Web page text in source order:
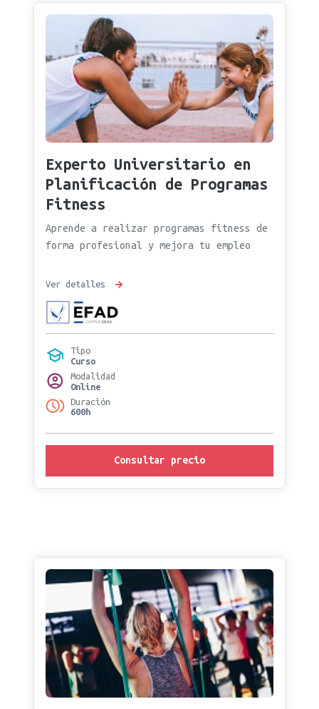
Experto Universitario en
Planificación de Programas
Fitness
Aprende a realizar programas fitness de
forma profesional y mejora tu empleo
Ver detalles
Tipo
Curso
Modalidad
Online
Duración
600h
Consultar precio